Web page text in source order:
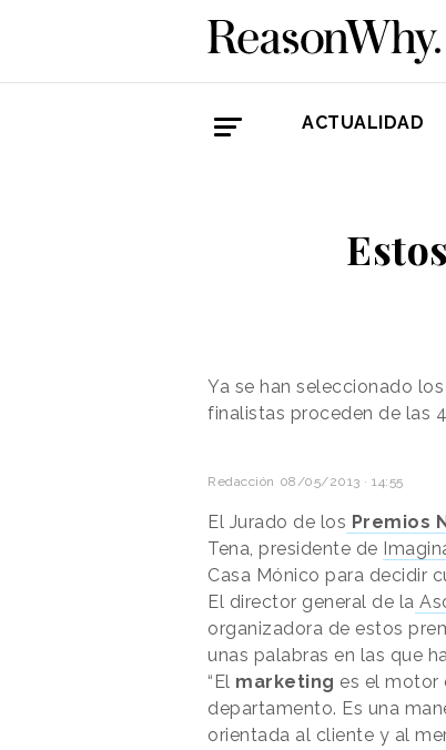
ACTUALIDAD
Ya se han seleccionado
finalistas proceden de las
Redacción 08/05/2013 · 14:55
El Jurado de los Premios
Tena, presidente de
Casa Mónico para decidir
El director general de la
organizadora de estos
unas palabras en las que
“El marketing es el motor
departamento. Es una
orientada al cliente y al